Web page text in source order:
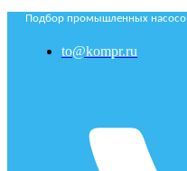
Подбор промышленных
to@kompr.ru